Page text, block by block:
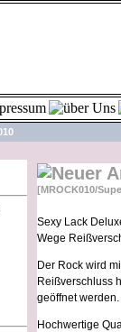
[MROCK010/
Sexy Lack
Wege
Der Rock wird
Reißverschluss
geöffnet werden.
Hochwertige